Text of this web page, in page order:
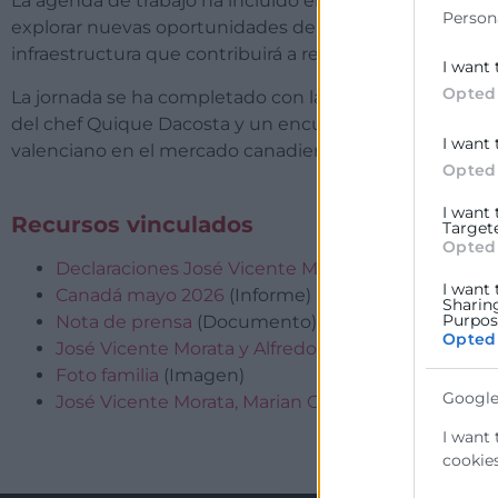
I want
Opted
I want
Opted
I want
Opted
I want
I want
explorar nuevas oportunidades de colaboración.
infraestructura que contribuirá a reforzar los
La jornada se ha completado con la proyección de
del chef Quique Dacosta y un encuentro de
valenciano en el mercado canadiense.
Recursos vinculados
Declaraciones José Vicente Morata
Canadá mayo 2026 (Informe)
Nota de prensa (Documento)
José Vicente Morata y Alfredo Martínez Serrano
Foto familia (Imagen)
José Vicente Morata, Marian Cano, Alfredo